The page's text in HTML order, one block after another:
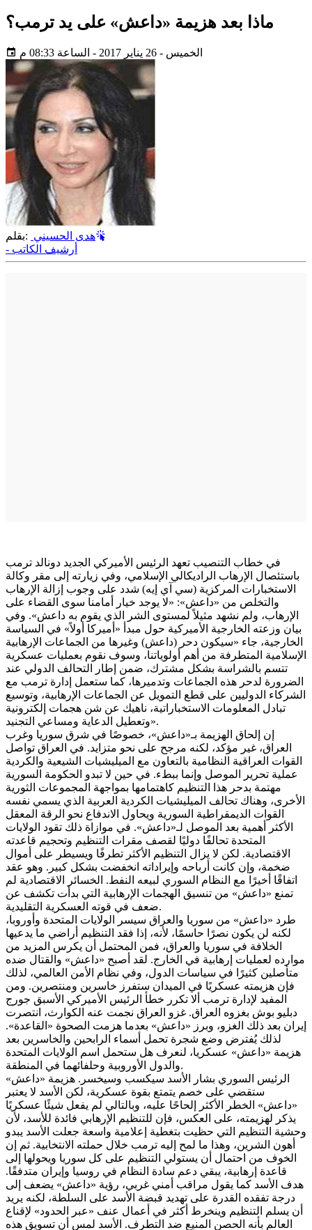
ماذا بعد هزيمة «داعش» على يد ترمب؟
الخميس - 26 يناير 2017 - الساعة 08:33 م
بقلم: هدى الحسيني
- أرشيف الكاتب
في خطاب التنصيب تعهد الرئيس الأميركي الجديد دونالد ترمب
باستئصال الإرهاب الراديكالي الإسلامي، وفي زيارته إلى مقر وكالة
الاستخبارات المركزية (سي آي إيه) شدد على وجوب إزالة الإرهاب
والتخلص من «داعش»: «لا يوجد خيار أمامنا سوى القضاء على
الإرهاب، ولم نشهد مثيلاً لمستوى الشر الذي يقوم به داعش». وفي
بيان وزعته الخارجية الأميركية حول مبدأ «أميركا أولاً» في السياسة
الخارجية، جاء «سيكون دحر (داعش) وغيرها من الجماعات الإرهابية
الإسلامية المتطرفة من أهم أولوياتنا، وسوف نقوم بعمليات عسكرية
تتسم بالشراسة بشكل مشترك، ضمن إطار التحالف الدولي عند
الضرورة لدحر هذه الجماعات وتدميرها، كما ستعمل إدارة ترمب مع
الشركاء الدوليين على قطع التمويل عن الجماعات الإرهابية، وتوسيع
تبادل المعلومات الاستخباراتية، ناهيك عن شن هجمات إلكترونية
وتعطيل الدعاية ومساعي التجنيد».
إن إلحاق الهزيمة بـ«داعش»، خصوصًا في شرق سوريا وغرب
العراق، غير مؤكد، لكنه مرجح على نحو متزايد. في العراق تواصل
القوات العراقية النظامية بالتعاون مع الميليشيات الشيعية والكردية
عملية تحرير الموصل وإنما ببطء. في حين لا تبدو الحكومة السورية
مهتمة بدحر هذا التنظيم كاهتمامها بمواجهة المجموعات الثورية
الأخرى، وهناك تحالف الميليشيات الكردية العربية الذي يسمي نفسه
القوات الديمقراطية السورية ويحاول الاندفاع نحو الرقة المعقل
الأكثر أهمية بعد الموصل لـ«داعش». في موازاة ذلك تقود الولايات
المتحدة تحالفًا دوليًا لقصف مقرات التنظيم وتحجيم قاعدته
الاقتصادية. لكن لا يزال التنظيم الأكثر تطرفًا ويسيطر على أموال
ضخمة، وإن كانت أرباحه وإيراداته انخفضت بشكل كبير. وهو عقد
اتفاقًا أخيرًا مع النظام السوري لبيعه النفط. الخسائر الاقتصادية لم
تمنع «داعش» من تنسيق الهجمات الإرهابية التي بدأت تكشف عن
ضعف في قوته العسكرية التقليدية.
طرد «داعش» من سوريا والعراق سيسر الولايات المتحدة وأوروبا،
لكنه لن يكون نصرًا حاسمًا، لأنه، إذا فقد التنظيم أراضي ما يدعيها
الخلافة في سوريا والعراق، فمن المحتمل أن يكرس المزيد من
موارده لعمليات إرهابية في الخارج. لقد أصبح «داعش» والقتال ضده
متأصلين كثيرًا في سياسات الدول، وفي نظام الأمن العالمي، لذلك
فإن هزيمته عسكريًا في الميدان ستفرز خاسرين ومنتصرين. ومن
المفيد لإدارة ترمب ألا تكرر خطأ الرئيس الأميركي الأسبق جورج
دبليو بوش بغزوه العراق. غزو العراق نجمت عنه الكوارث، انتصرت
إيران بعد ذلك الغزو، وبرز «داعش» بعدما هزمت الصحوة «القاعدة».
لذلك يُفترض وضع شجرة تحمل أسماء الرابحين والخاسرين بعد
هزيمة «داعش» عسكريا، لنعرف هل ستحمل اسم الولايات المتحدة
والدول الأوروبية وحلفائهما في المنطقة.
الرئيس السوري بشار الأسد سيكسب وسيخسر. هزيمة «داعش»
ستقضي على خصم يتمتع بقوة عسكرية، لكن الأسد لا يعتبر
«داعش» الخطر الأكثر إلحاحًا عليه، وبالتالي لم يفعل شيئًا عسكريًا
يذكر لهزيمته، على العكس، فإن للتنظيم الإرهابي فائدة للأسد، لأن
وحشية التنظيم التي حظيت بتغطية إعلامية واسعة جعلت الأسد يبدو
أهون الشرين، وهذا ما لمح إليه ترمب خلال حملته الانتخابية. ثم إن
الخوف من احتمال أن يستولي التنظيم على كل سوريا ويحولها إلى
قاعدة إرهابية، يبقي دعم سادة النظام في روسيا وإيران متدفقًا.
هدف الأسد كما يقول مراقب أمني غربي، رؤية «داعش» يضعف إلى
درجة تفقده القدرة على تهديد قبضة الأسد على السلطة، لكنه يريد
أن يسلم التنظيم وينخرط أكثر في أعمال عنف «عبر الحدود» لإقناع
العالم بأنه الحصن المنيع ضد التطرف. الأسد لمس أن تسويق هذه